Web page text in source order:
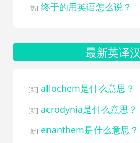
[热] 终于的用英语怎么说？
最新英译汉
[新] allochem是什么意思？
[新] acrodynia是什么意思？
[新] enanthem是什么意思？